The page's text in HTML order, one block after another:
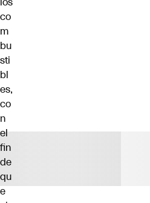
co
m
bu
sti
bl
es,
co
n
el
fin
de
qu
e